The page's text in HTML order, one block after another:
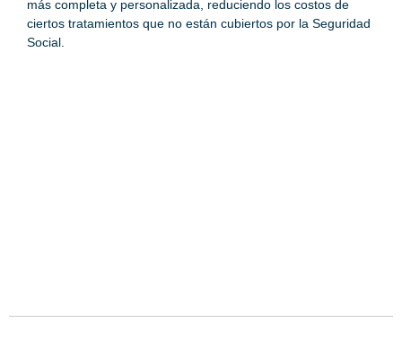
más completa y personalizada, reduciendo los costos de
ciertos tratamientos que no están cubiertos por la Seguridad
Social.